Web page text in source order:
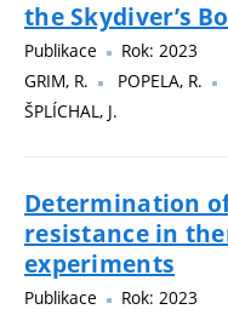
the Skydiver’s
Publikace
Rok: 2023
GRIM, R.
POPELA, R.
ŠPLÍCHAL, J.
Determination
resistance in
experiments
Publikace
Rok: 2023